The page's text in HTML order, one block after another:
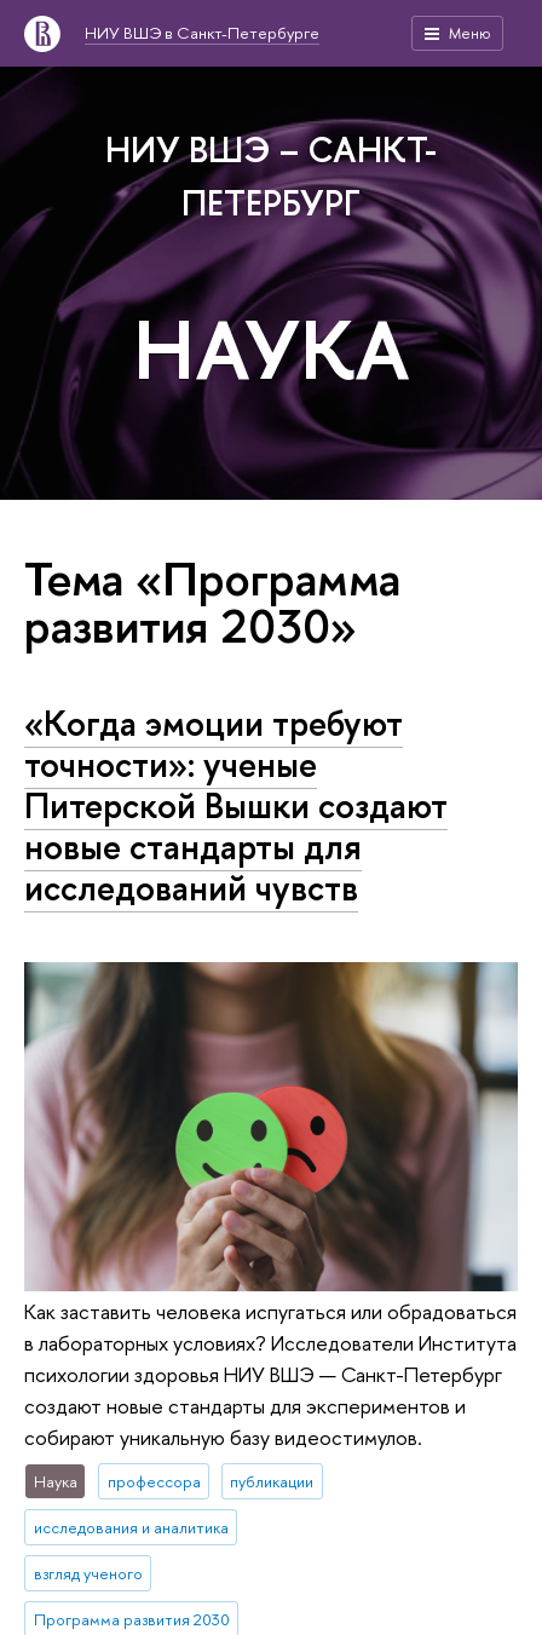
НИУ ВШЭ в Санкт-Петербурге Меню
НИУ ВШЭ – САНКТ-
ПЕТЕРБУРГ
НАУКА
Тема «Программа
развития 2030»
«Когда эмоции требуют
точности»: ученые
Питерской Вышки создают
новые стандарты для
исследований чувств
Как заставить человека испугаться или обрадоваться
в лабораторных условиях? Исследователи Института
психологии здоровья НИУ ВШЭ — Санкт-Петербург
создают новые стандарты для экспериментов и
собирают уникальную базу видеостимулов.
Наука профессора публикации
исследования и аналитика
взгляд ученого
Программа развития 2030